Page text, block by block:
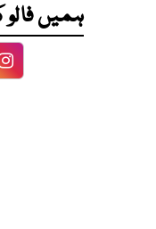
ہمیں فالو
Facebook